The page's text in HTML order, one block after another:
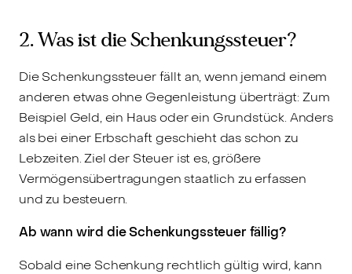
2. Was ist die Schenkungssteuer?
Die Schenkungssteuer fällt an, wenn jemand einem
anderen etwas ohne Gegenleistung überträgt: Zum
Beispiel Geld, ein Haus oder ein Grundstück. Anders
als bei einer Erbschaft geschieht das schon zu
Lebzeiten. Ziel der Steuer ist es, größere
Vermögensübertragungen staatlich zu erfassen
und zu besteuern.
Ab wann wird die Schenkungssteuer fällig?
Sobald eine Schenkung rechtlich gültig wird, kann